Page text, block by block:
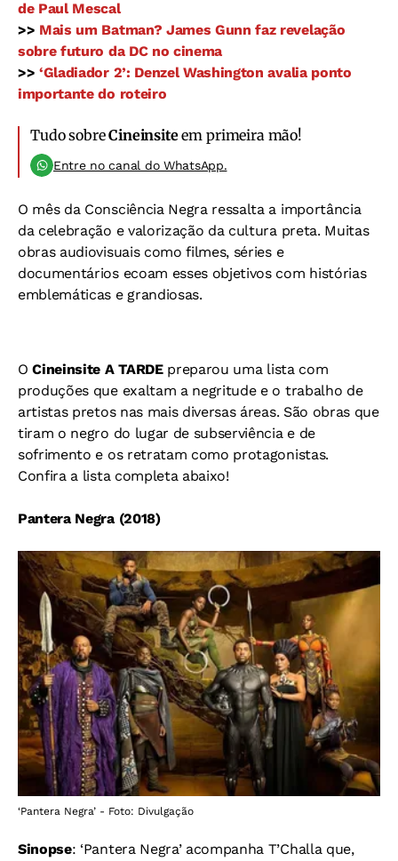
de Paul Mescal
>> Mais um Batman? James Gunn faz revelação
sobre futuro da DC no cinema
>>‘Gladiador 2’: Denzel Washington avalia ponto
importante do roteiro
Tudo sobreCineinsiteem primeira mão!
Entre no canal do WhatsApp.
O mês da Consciência Negra ressalta a importância
da celebração e valorização da cultura preta. Muitas
obras audiovisuais como filmes, séries e
documentários ecoam esses objetivos com histórias
emblemáticas e grandiosas.
OCineinsite A TARDEpreparou uma lista com
produções que exaltam a negritude e o trabalho de
artistas pretos nas mais diversas áreas. São obras que
tiram o negro do lugar de subserviência e de
sofrimento e os retratam como protagonistas.
Confira a lista completa abaixo!
Pantera Negra (2018)
‘Pantera Negra’ - Foto: Divulgação
Sinopse: ‘Pantera Negra’ acompanha T’Challa que,